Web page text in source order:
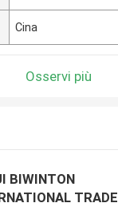
Cina
Osservi più
BIWINTON
TRADE